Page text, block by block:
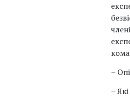
–
–